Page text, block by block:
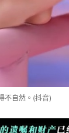
不自然。(抖音)